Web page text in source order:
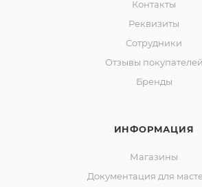
Контакты
Реквизиты
Сотрудники
Отзывы покупателей
Бренды
ИНФОРМАЦИЯ
Магазины
Документация для